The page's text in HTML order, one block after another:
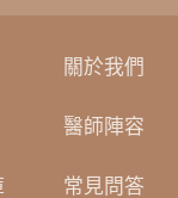
關於我們
醫師陣容
常見問答